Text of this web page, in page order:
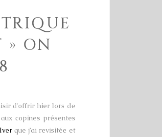
» ON
d’offrir hier lors de
copines présentes
que j’ai revisitée et